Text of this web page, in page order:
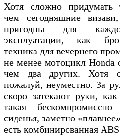
Хотя сложно придумать
чем сегодняшние
пригодны для
эксплуатации, как
техника для вечернего
не менее мотоцикл Honda
чем два других. Хотя
пожалуй, неуместно. За
скоро затекают руки,
такая
сиденья, заметно
есть комбинированная